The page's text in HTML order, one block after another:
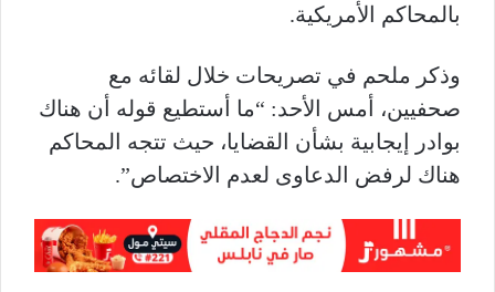
بالمحاكم الأمريكية.
وذكر ملحم في تصريحات خلال لقائه مع
صحفيين، أمس الأحد: “ما أستطيع قوله أن هناك
بوادر إيجابية بشأن القضايا، حيث تتجه المحاكم
هناك لرفض الدعاوى لعدم الاختصاص”.